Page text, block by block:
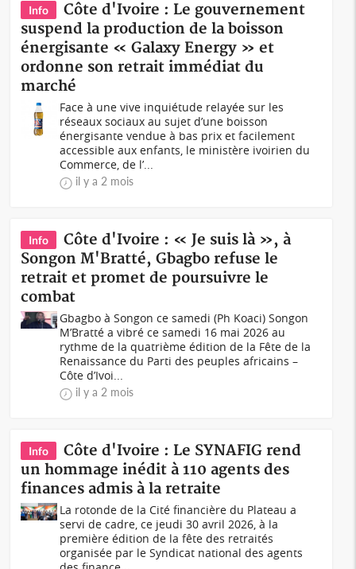
Info
Côte d'Ivoire : Le gouvernement
suspend la production de la boisson
énergisante « Galaxy Energy » et
ordonne son retrait immédiat du
marché
Face à une vive inquiétude relayée sur les
réseaux sociaux au sujet d’une boisson
énergisante vendue à bas prix et facilement
accessible aux enfants, le ministère ivoirien du
Commerce, de l’...
il y a 2 mois
Info
Côte d'Ivoire : « Je suis là », à
Songon M'Bratté, Gbagbo refuse le
retrait et promet de poursuivre le
combat
Gbagbo à Songon ce samedi (Ph Koaci) Songon
M’Bratté a vibré ce samedi 16 mai 2026 au
rythme de la quatrième édition de la Fête de la
Renaissance du Parti des peuples africains –
Côte d’Ivoi...
il y a 2 mois
Info
Côte d'Ivoire : Le SYNAFIG rend
un hommage inédit à 110 agents des
finances admis à la retraite
La rotonde de la Cité financière du Plateau a
servi de cadre, ce jeudi 30 avril 2026, à la
première édition de la fête des retraités
organisée par le Syndicat national des agents